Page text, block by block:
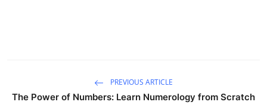
PREVIOUS ARTICLE
The Power of Numbers: Learn Numerology from Scratch